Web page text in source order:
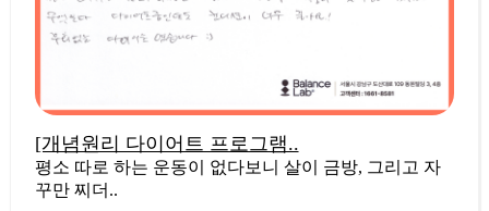
[개념원리 다이어트 프로그램..
평소 따로 하는 운동이 없다보니 살이 금방, 그리고 자
꾸만 찌더..